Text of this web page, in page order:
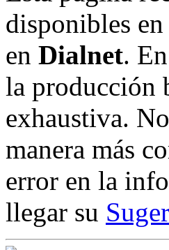
disponibles
en Dialnet.
la producción
exhaustiva.
manera más
error en la
llegar su